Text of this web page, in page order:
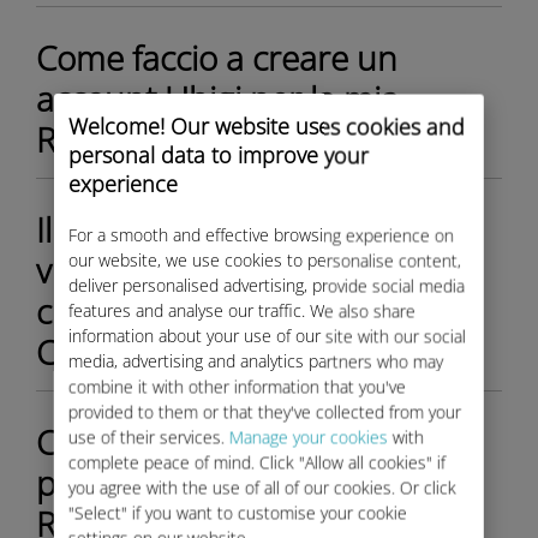
Welcome! Our website uses cookies and
personal data to improve your
experience
For a smooth and effective browsing experience on
our website, we use cookies to personalise content,
deliver personalised advertising, provide social media
features and analyse our traffic. We also share
information about your use of our site with our social
media, advertising and analytics partners who may
combine it with other information that you've
provided to them or that they've collected from your
use of their services. Manage your cookies with
complete peace of mind. Click "Allow all cookies" if
you agree with the use of all of our cookies. Or click
"Select" if you want to customise your cookie
Come faccio a creare un
account Ubigi per la mia
Rolls-Royce?
Il mio indirizzo e-mail non
viene accettato durante la
creazione dell'account Ubigi.
Cosa devo fare?
Come acquistare e attivare il
piano dati Ubigi per la mia
Rolls-Royce?